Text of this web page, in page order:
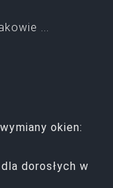
...
okien:
dorosłych w